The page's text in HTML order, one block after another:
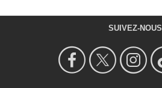
SUIVEZ-NOUS